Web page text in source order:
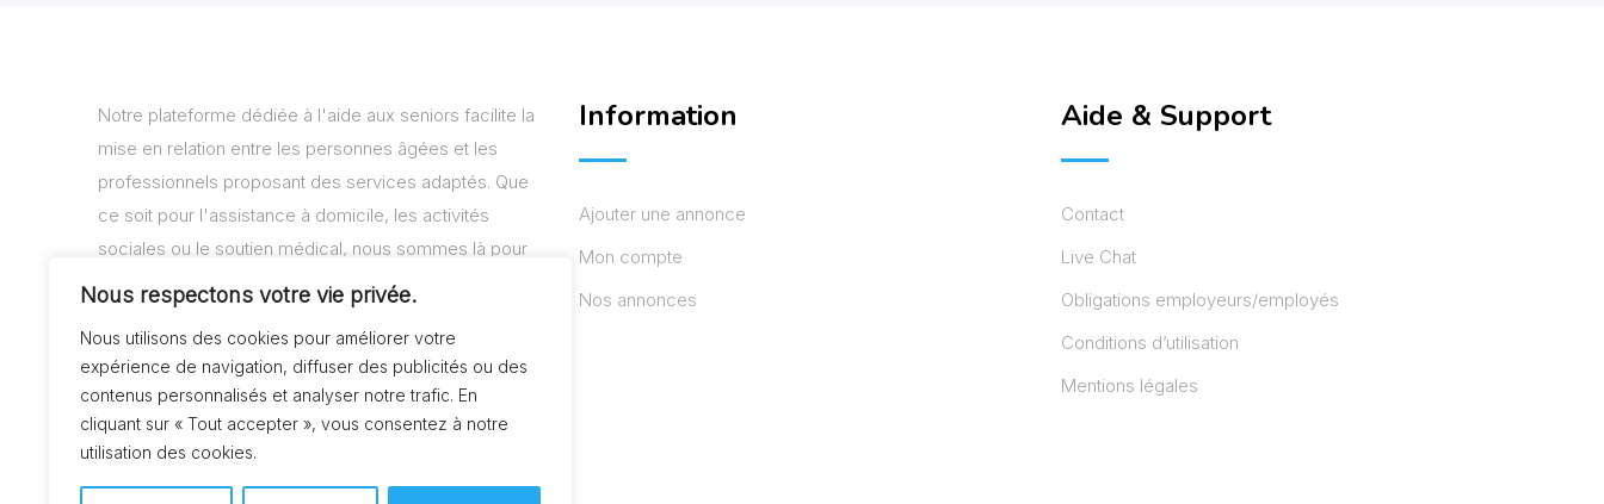
Nous respectons votre vie privée.
Nous utilisons des cookies pour améliorer votre
expérience de navigation, diffuser des publicités ou des
contenus personnalisés et analyser notre trafic. En
cliquant sur « Tout accepter », vous consentez à notre
utilisation des cookies.
Notre plateforme dédiée à l'aide aux seniors facilite la
mise en relation entre les personnes âgées et les
professionnels proposant des services adaptés. Que
ce soit pour l'assistance à domicile, les activités
sociales ou le soutien médical, nous sommes là pour
vous aider à trouver les solutions adaptées à vos
Information
Ajouter une annonce
Mon compte
Nos annonces
Aide & Support
Contact
Live Chat
Obligations employeurs/employés
Conditions d’utilisation
Mentions légales